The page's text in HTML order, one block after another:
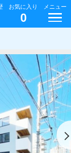
お気に入り
0
メニュー